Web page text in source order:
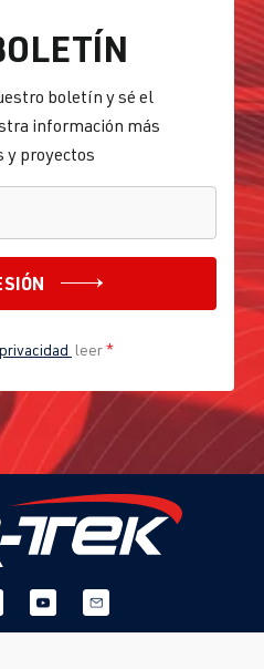
boletín y sé el
información más
y proyectos
leer*